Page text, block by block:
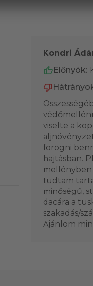
Kondri
Előnyök:
viselte a
forogni
hajtásban.
mellényben
tudtam
minőségű,
dacára a
szakadás/
Ajánlom